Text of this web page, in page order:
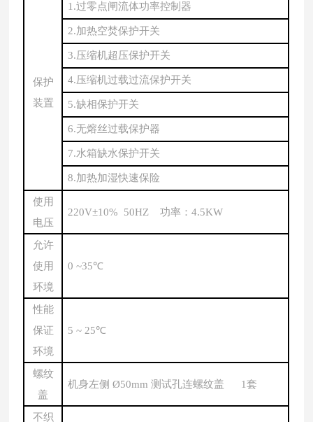
保护
装置
1.过零点闸流体功率控制器
2.加热空焚保护开关
3.压缩机超压保护开关
4.压缩机过载过流保护开关
5.缺相保护开关
6.无熔丝过载保护器
7.水箱缺水保护开关
8.加热加湿快速保险
使用
电压
220V±10% 50HZ 功率：4.5KW
允许
使用
环境
0 ~35℃
性能
保证
环境
5 ~ 25℃
螺纹
盖
机身左侧 Ø50mm 测试孔连螺纹盖 1套
不织